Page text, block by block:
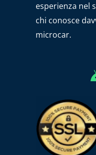
esperienza nel
chi conosce
microcar.